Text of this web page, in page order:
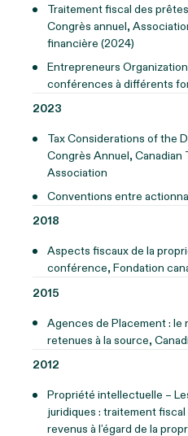
Traitement fiscal des
Congrès annuel,
financière (2024)
Entrepreneurs
conférences à différents
2023
Tax Considerations of the
Congrès Annuel, Canadian
Association
Conventions entre
2018
Aspects fiscaux de la
conférence, Fondation
2015
Agences de Placement : le
retenues à la source,
2012
Propriété intellectuelle –
juridiques : traitement
revenus à l’égard de la